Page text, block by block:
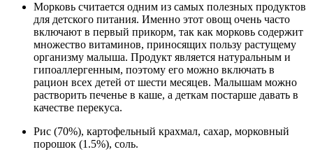
Морковь считается одним из самых полезных продуктов
для детского питания. Именно этот овощ очень часто
включают в первый прикорм, так как морковь содержит
множество витаминов, приносящих пользу растущему
организму малыша. Продукт является натуральным и
гипоаллергенным, поэтому его можно включать в
рацион всех детей от шести месяцев. Малышам можно
растворить печенье в каше, а деткам постарше давать в
качестве перекуса.
Рис (70%), картофельный крахмал, сахар, морковный
порошок (1.5%), соль.